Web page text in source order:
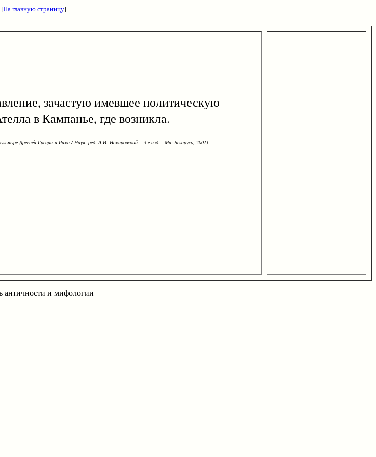
[На главную страницу]
зачастую имевшее политическую
в Кампанье, где возникла.
Древней Греции и Рима / Науч. ред. А.И. Немировский. - 3-е изд. - Мн: Беларусь, 2001)
античности и мифологии